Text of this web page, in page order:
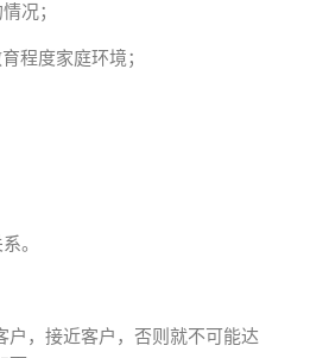
况；
程度家庭环境；
。
户，接近客户，否则就不可能达